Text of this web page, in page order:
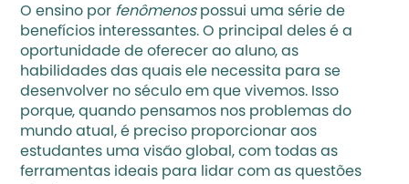
O ensino por fenômenos possui uma série de
benefícios interessantes. O principal deles é a
oportunidade de oferecer ao aluno, as
habilidades das quais ele necessita para se
desenvolver no século em que vivemos. Isso
porque, quando pensamos nos problemas do
mundo atual, é preciso proporcionar aos
estudantes uma visão global, com todas as
ferramentas ideais para lidar com as questões